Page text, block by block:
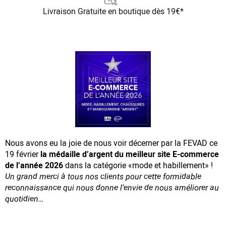
Livraison Gratuiteen boutique dès 19€*
Nous avons eu la joie de nous voir décerner par la FEVAD ce
19 févrierla médaille d’argent du meilleur site E-commerce
de l’année 2026dans la catégorie «mode et habillement» !
Un grand merci à tous nos clients pour cette formidable
reconnaissancequi nous donne l’envie de nous améliorer au
quotidien…